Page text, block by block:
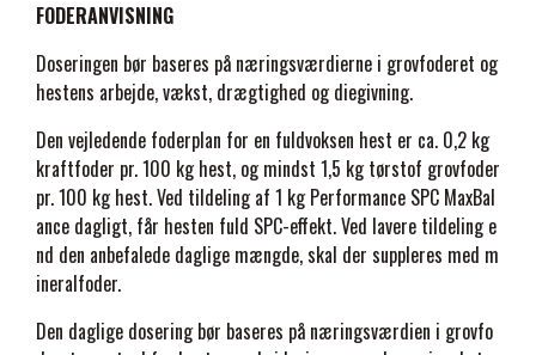
PREMIER EQUINE SADELUNDERLAG
PREMIER EQUINE PADS
PREMIER EQUINE BENBESKYTTELSE
PREMIER EQUINE TRANSPORT
BESKYTTELSE
HEVARI
JACKS
KÄLLQUIST EQUESTIAN
Giv altid grovfoder før fuldfoder, og del gerne fuldfoderet ud på
flere daglige fodringer
MERE OM SPC (SPECIALLY PROCESSED CEREALS)
SPC er en specialforarbejdet havre, der er produceret i en naturlig
proces med vand og varme, helt uden tilsætningsstoffer. Stivelsen i
havren nedbrydes delvist under processen, og der dannes en række
naturlige stoffer. Et af de stoffer er Protein AF, som stimulere
hestens egen produktion af proteinet AF (antisekretorisk faktor).
AF hjælper hesten med at regulere væsken imellem cellerne,
hvilket kan have en positiv effekt på heste der sveder meget, eller
FODERANVISNING
Doseringen bør baseres på næringsværdierne i grovfoderet og
hestens arbejde, vækst, drægtighed og diegivning.
Den vejledende foderplan for en fuldvoksen hest er ca. 0,2 kg
kraftfoder pr. 100 kg hest, og mindst 1,5 kg tørstof grov­foder
pr. 100 kg hest. Ved tildeling af 1 kg Performance SPC MaxBal
ance dagligt, får hesten fuld SPC-effekt. Ved lavere tildeling e
nd den anbefalede daglige mængde, skal der suppleres med m
ineralfoder.
Den daglige dosering bør baseres på næringsværdien i grovfo